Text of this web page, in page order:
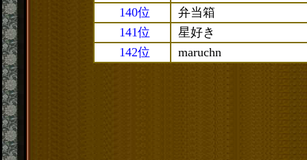
140位
弁当箱
141位
星好き
142位
maruchn